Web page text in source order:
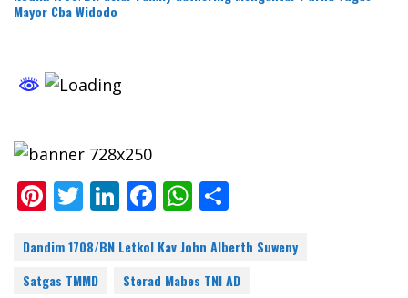
Mayor Cba Widodo
Pi
er
e
T
itt
er
Li
k
e
F
e
b
W
at
s
ar
e
Dandim 1708/BN Letkol Kav John Alberth Suweny
Satgas TMMD
Sterad Mabes TNI AD